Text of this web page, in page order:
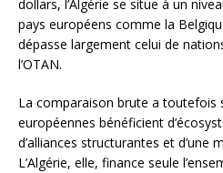
dollars, l’Algérie se situe à un
pays européens comme la
dépasse largement celui de
l’OTAN.
La comparaison brute a toutefois
européennes bénéficient
d’alliances structurantes et d’une
L’Algérie, elle, finance seule